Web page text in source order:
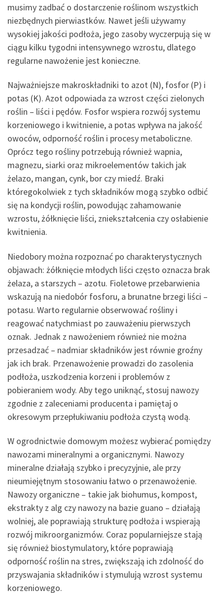
musimy zadbać o dostarczenie roślinom wszystkich
niezbędnych pierwiastków. Nawet jeśli używamy
wysokiej jakości podłoża, jego zasoby wyczerpują się w
ciągu kilku tygodni intensywnego wzrostu, dlatego
regularne nawożenie jest konieczne.
Najważniejsze makroskładniki to azot (N), fosfor (P) i
potas (K). Azot odpowiada za wzrost części zielonych
roślin – liści i pędów. Fosfor wspiera rozwój systemu
korzeniowego i kwitnienie, a potas wpływa na jakość
owoców, odporność roślin i procesy metaboliczne.
Oprócz tego rośliny potrzebują również wapnia,
magnezu, siarki oraz mikroelementów takich jak
żelazo, mangan, cynk, bor czy miedź. Braki
któregokolwiek z tych składników mogą szybko odbić
się na kondycji roślin, powodując zahamowanie
wzrostu, żółknięcie liści, zniekształcenia czy osłabienie
kwitnienia.
Niedobory można rozpoznać po charakterystycznych
objawach: żółknięcie młodych liści często oznacza brak
żelaza, a starszych – azotu. Fioletowe przebarwienia
wskazują na niedobór fosforu, a brunatne brzegi liści –
potasu. Warto regularnie obserwować rośliny i
reagować natychmiast po zauważeniu pierwszych
oznak. Jednak z nawożeniem również nie można
przesadzać – nadmiar składników jest równie groźny
jak ich brak. Przenawożenie prowadzi do zasolenia
podłoża, uszkodzenia korzeni i problemów z
pobieraniem wody. Aby tego uniknąć, stosuj nawozy
zgodnie z zaleceniami producenta i pamiętaj o
okresowym przepłukiwaniu podłoża czystą wodą.
W ogrodnictwie domowym możesz wybierać pomiędzy
nawozami mineralnymi a organicznymi. Nawozy
mineralne działają szybko i precyzyjnie, ale przy
nieumiejętnym stosowaniu łatwo o przenawożenie.
Nawozy organiczne – takie jak biohumus, kompost,
ekstrakty z alg czy nawozy na bazie guano – działają
wolniej, ale poprawiają strukturę podłoża i wspierają
rozwój mikroorganizmów. Coraz popularniejsze stają
się również biostymulatory, które poprawiają
odporność roślin na stres, zwiększają ich zdolność do
przyswajania składników i stymulują wzrost systemu
korzeniowego.